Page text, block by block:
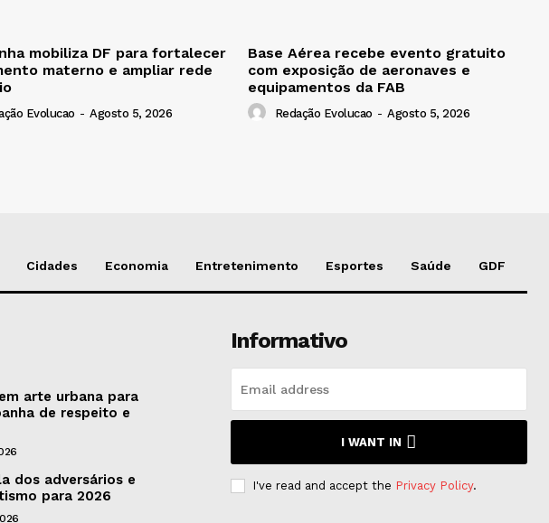
mobiliza DF para fortalecer
materno e ampliar rede
Evolucao - Agosto 5, 2026
Base Aérea recebe evento gratuito
com exposição de aeronaves e
equipamentos da FAB
Redação Evolucao - Agosto 5, 2026
Cidades Economia Entretenimento Esportes Saúde GDF
arte urbana para
de respeito e
dos adversários e
para 2026
Informativo
I WANT IN
I've read and accept the Privacy Policy.